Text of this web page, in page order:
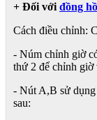
+ Đối với đồng
Cách điều chỉnh:
- Núm chỉnh giờ
thứ 2 để chỉnh
- Nút A,B sử
sau: